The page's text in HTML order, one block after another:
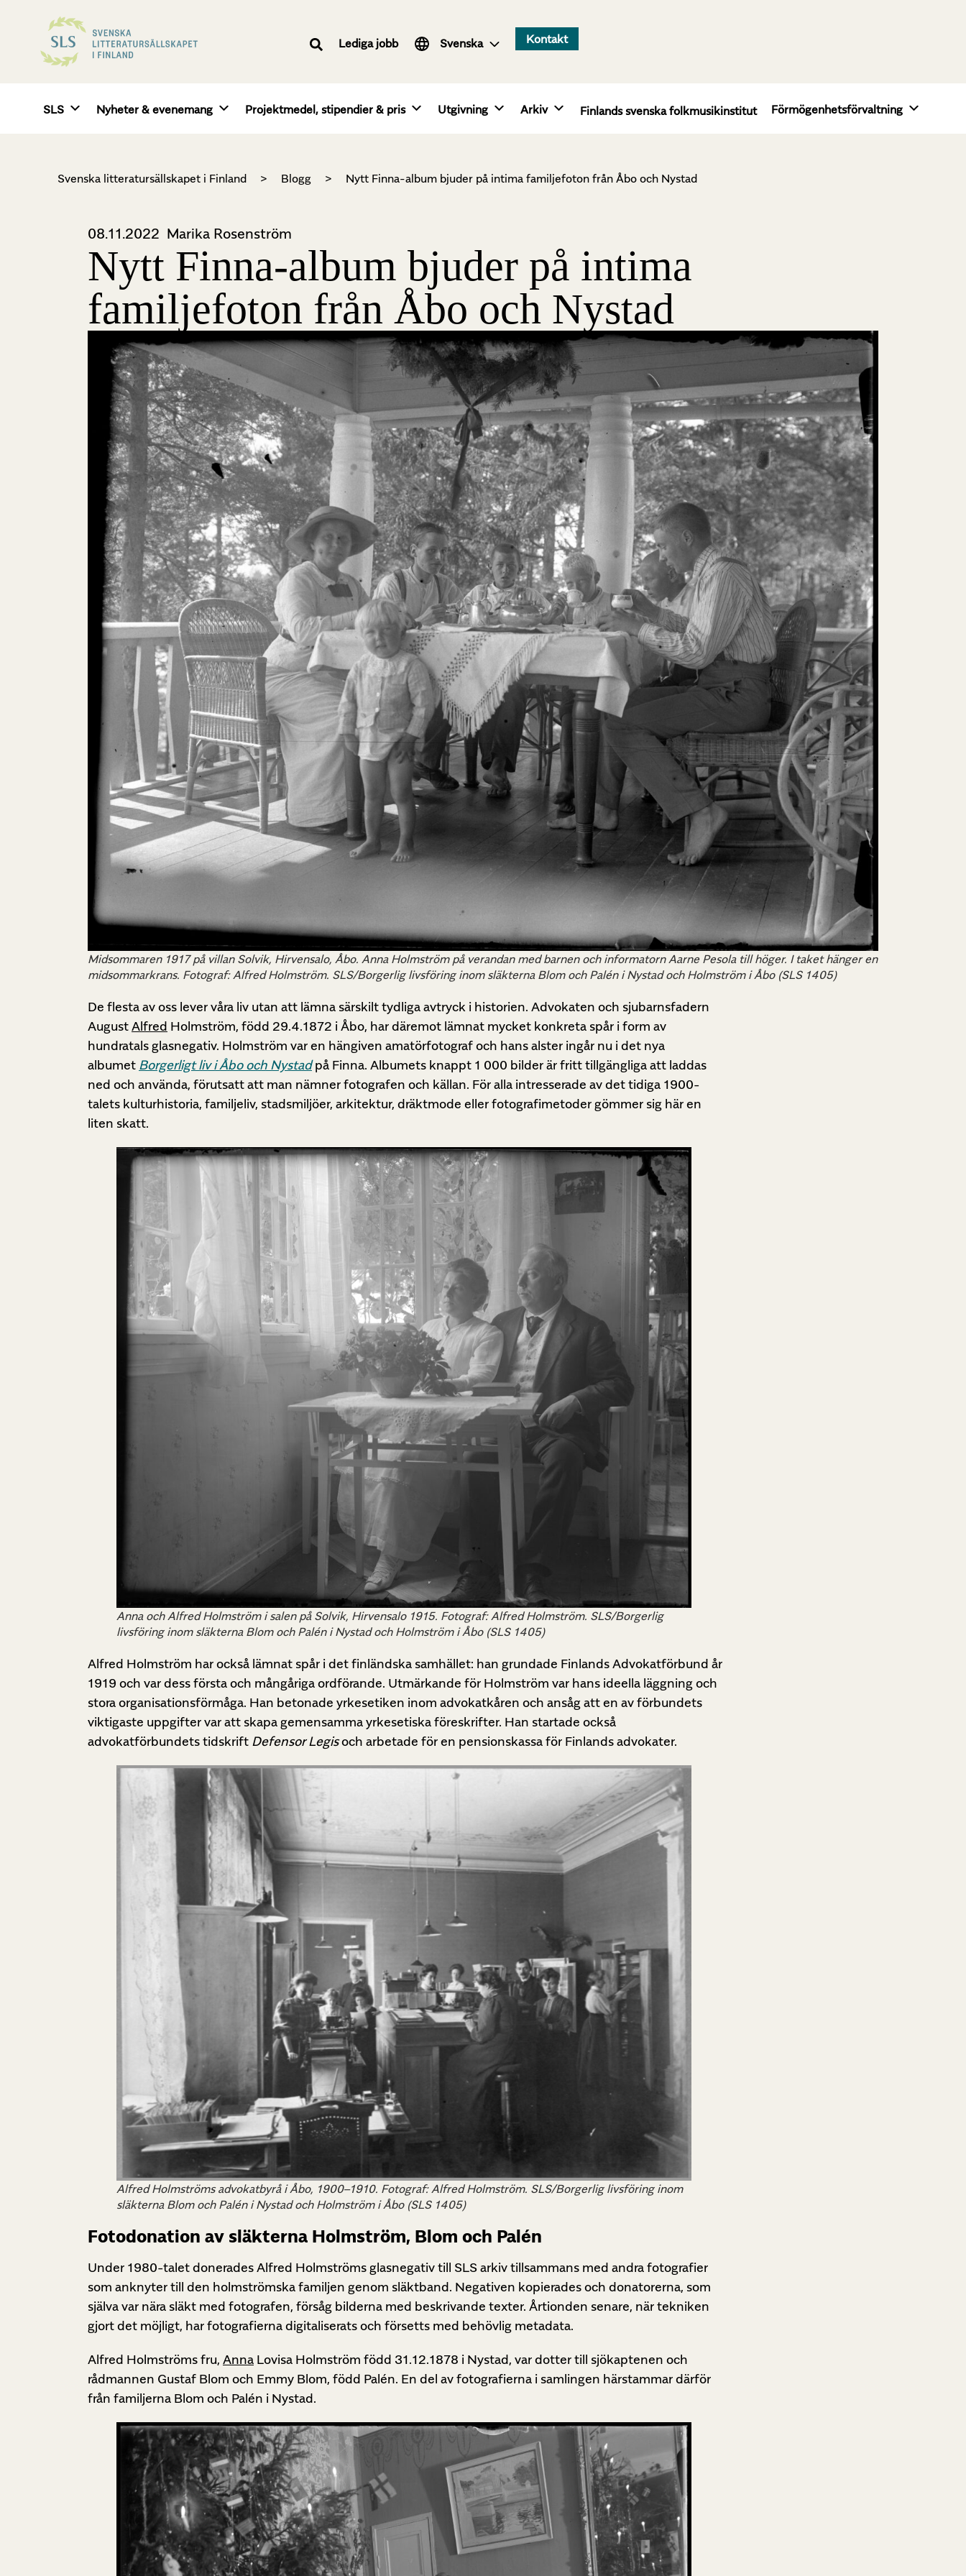
Lediga jobb Svenska
English Kontakt
SLS Nyheter & evenemang Projektmedel, stipendier & pris Utgivning Arkiv Finlands svenska folkmusikinstitut Förmögenhetsförvaltning
Svenska litteratursällskapet i Finland > Blogg > Nytt Finna-album bjuder på intima familjefoton från Åbo och Nystad
08.11.2022 Marika Rosenström
Nytt Finna-album bjuder på intima
familjefoton från Åbo och Nystad
Midsommaren 1917 på villan Solvik, Hirvensalo, Åbo. Anna Holmström på verandan med barnen och informatorn Aarne Pesola till höger. I taket hänger en
midsommarkrans. Fotograf: Alfred Holmström. SLS/Borgerlig livsföring inom släkterna Blom och Palén i Nystad och Holmström i Åbo (SLS 1405)
De flesta av oss lever våra liv utan att lämna särskilt tydliga avtryck i historien. Advokaten och sjubarnsfadern
AugustAlfred Holmström, född 29.4.1872 i Åbo, har däremot lämnat mycket konkreta spår i form av
hundratals glasnegativ. Holmström var en hängiven amatörfotograf och hans alster ingår nu i det nya
albumet Borgerligt liv i Åbo och Nystadpå Finna. Albumets knappt 1 000 bilder är fritt tillgängliga att laddas
ned och använda, förutsatt att man nämner fotografen och källan. För alla intresserade av det tidiga 1900-
talets kulturhistoria, familjeliv, stadsmiljöer, arkitektur, dräktmode eller fotografimetoder gömmer sig här en
liten skatt.
Anna och Alfred Holmström i salen på Solvik, Hirvensalo 1915. Fotograf: Alfred Holmström. SLS/Borgerlig
livsföring inom släkterna Blom och Palén i Nystad och Holmström i Åbo (SLS 1405)
Alfred Holmström har också lämnat spår i det finländska samhället: han grundade Finlands Advokatförbund år
1919 och var dess första och mångåriga ordförande. Utmärkande för Holmström var hans ideella läggning och
stora organisationsförmåga. Han betonade yrkesetiken inom advokatkåren och ansåg att en av förbundets
viktigaste uppgifter var att skapa gemensamma yrkesetiska föreskrifter. Han startade också
advokatförbundets tidskrift Defensor Legisoch arbetade för en pensionskassa för Finlands advokater.
Alfred Holmströms advokatbyrå i Åbo, 1900–1910. Fotograf: Alfred Holmström. SLS/Borgerlig livsföring inom
släkterna Blom och Palén i Nystad och Holmström i Åbo (SLS 1405)
Fotodonation av släkterna Holmström, Blom och Palén
Under 1980-talet donerades Alfred Holmströms glasnegativ till SLS arkiv tillsammans med andra fotografier
som anknyter till den holmströmska familjen genom släktband. Negativen kopierades och donatorerna, som
själva var nära släkt med fotografen, försåg bilderna med beskrivande texter. Årtionden senare, när tekniken
gjort det möjligt, har fotografierna digitaliserats och försetts med behövlig metadata.
Alfred Holmströms fru, Anna Lovisa Holmström född 31.12.1878 i Nystad, var dotter till sjökaptenen och
rådmannen Gustaf Blom och Emmy Blom, född Palén. En del av fotografierna i samlingen härstammar därför
från familjerna Blom och Palén i Nystad.